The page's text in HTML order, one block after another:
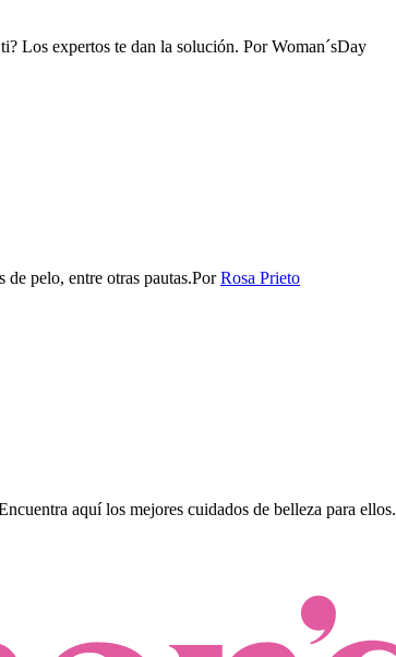
Los expertos te dan la solución. PorWoman´sDay
pelo, entre otras pautas.​PorRosa Prieto
aquí los mejores cuidados de belleza para ellos.